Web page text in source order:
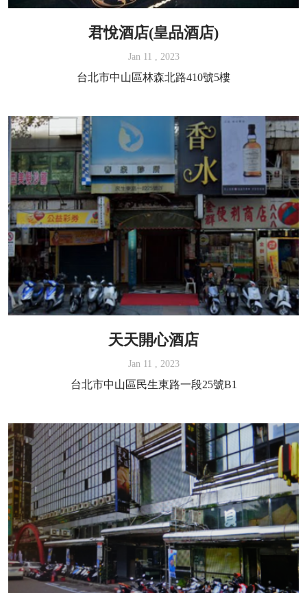
君悅酒店(皇品酒店)
Jan 11 , 2023
台北市中山區林森北路410號5樓
天天開心酒店
Jan 11 , 2023
台北市中山區民生東路一段25號B1